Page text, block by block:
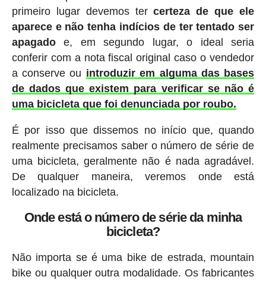
primeiro lugar devemos tercerteza de que ele
aparece e não tenha indícios de ter tentado ser
apagadoe, em segundo lugar, o ideal seria
conferir com a nota fiscal original caso o vendedor
a conserve ou introduzir em alguma das bases
de dados que existem para verificar se não é
uma bicicleta que foi denunciada por roubo.
É por isso que dissemos no início que, quando
realmente precisamos saber o número de série de
uma bicicleta, geralmente não é nada agradável.
De qualquer maneira, veremos onde está
localizado na bicicleta.
Onde está o número de série da minha
bicicleta?
Não importa se é uma bike de estrada, mountain
bike ou qualquer outra modalidade. Os fabricantes